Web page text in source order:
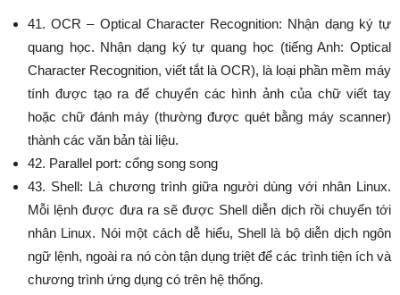
41. OCR – Optical Character Recognition: Nhận dạng ký tự
quang học. Nhận dạng ký tự quang học (tiếng Anh: Optical
Character Recognition, viết tắt là OCR), là loại phần mềm máy
tính được tạo ra để chuyển các hình ảnh của chữ viết tay
hoặc chữ đánh máy (thường được quét bằng máy scanner)
thành các văn bản tài liệu.
42. Parallel port: cổng song song
43. Shell: Là chương trình giữa người dùng với nhân Linux.
Mỗi lệnh được đưa ra sẽ được Shell diễn dịch rồi chuyển tới
nhân Linux. Nói một cách dễ hiểu, Shell là bộ diễn dịch ngôn
ngữ lệnh, ngoài ra nó còn tận dụng triệt để các trình tiện ích và
chương trình ứng dụng có trên hệ thống.